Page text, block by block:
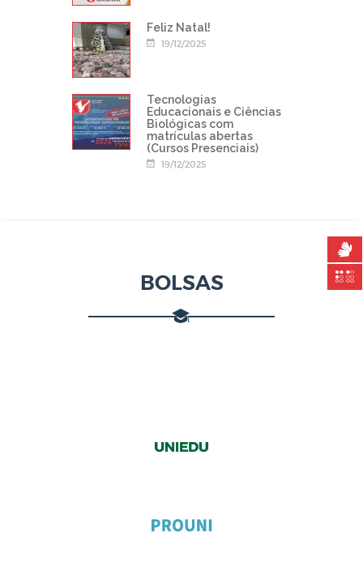
Feliz Natal!
19/12/2025
Tecnologias
Educacionais e Ciências
Biológicas com
matrículas abertas
(Cursos Presenciais)
19/12/2025
BOLSAS